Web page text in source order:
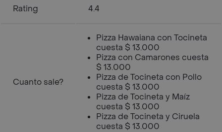
Rating 4.4
Cuanto sale?
Pizza Hawaiana con Tocineta
cuesta $ 13.000
Pizza con Camarones cuesta
$ 13.000
Pizza de Tocineta con Pollo
cuesta $ 13.000
Pizza de Tocineta y Maíz
cuesta $ 13.000
Pizza de Tocineta y Ciruela
cuesta $ 13.000